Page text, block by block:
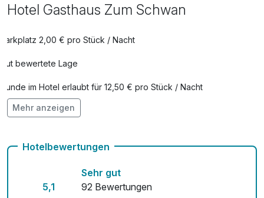
Hotel Gasthaus Zum Schwan
Parkplatz 2,00 € pro Stück / Nacht
Gut bewertete Lage
Hunde im Hotel erlaubt für 12,50 € pro Stück / Nacht
Auch vegetarische Speisen
Mit Hotelbar
Mehr anzeigen
Hotelbewertungen
5,1
Sehr gut
92 Bewertungen